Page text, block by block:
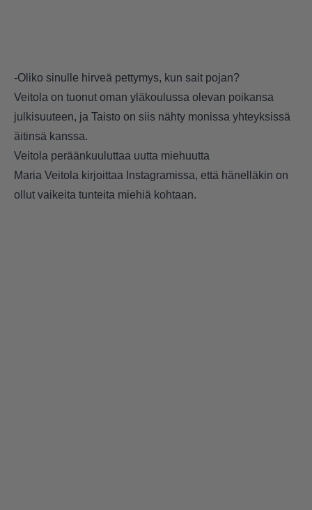
-Oliko sinulle hirveä pettymys, kun sait pojan?
Veitola on tuonut oman yläkoulussa olevan poikansa
julkisuuteen, ja Taisto on siis nähty monissa yhteyksissä
äitinsä kanssa.
Veitola peräänkuuluttaa uutta miehuutta
Maria Veitola kirjoittaa Instagramissa, että hänelläkin on
ollut vaikeita tunteita miehiä kohtaan.